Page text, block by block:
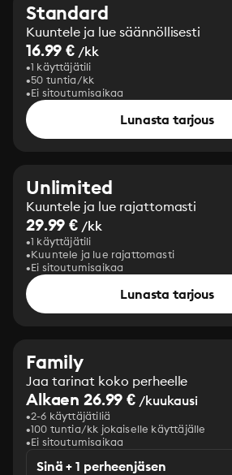
Standard
Kuuntele ja lue säännöllisesti
16.99 € /kk
1 käyttäjätili
50 tuntia/kk
Ei sitoutumisaikaa
Lunasta tarjous
Unlimited
Kuuntele ja lue rajattomasti
29.99 € /kk
1 käyttäjätili
Kuuntele ja lue rajattomasti
Ei sitoutumisaikaa
Lunasta tarjous
Family
Jaa tarinat koko perheelle
Alkaen 26.99 € /kuukausi
2-6 käyttäjätiliä
100 tuntia/kk jokaiselle käyttäjälle
Ei sitoutumisaikaa
Sinä + 1 perheenjäsen